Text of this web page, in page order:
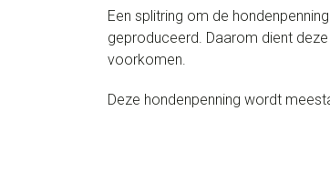
Een splitring om de
geproduceerd. Daarom dient
voorkomen.
Deze hondenpenning wordt